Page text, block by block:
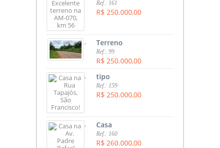
Ref.: 161
R$ 250.000,00
, Terreno
Ref.: 99
R$ 250.000,00
, tipo
Ref.: 159
R$ 250.000,00
, Casa
Ref.: 160
R$ 260.000,00